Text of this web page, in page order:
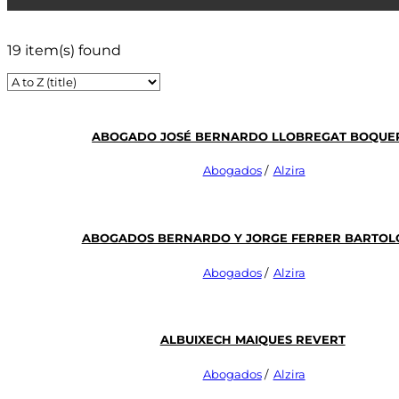
19 item(s) found
Abogado José Bernardo Llobregat
Abogados/ Alzira
Abogados Bernardo Y Jorge Ferrer
Abogados/ Alzira
Albuixech Maiques Revert
Abogados/ Alzira